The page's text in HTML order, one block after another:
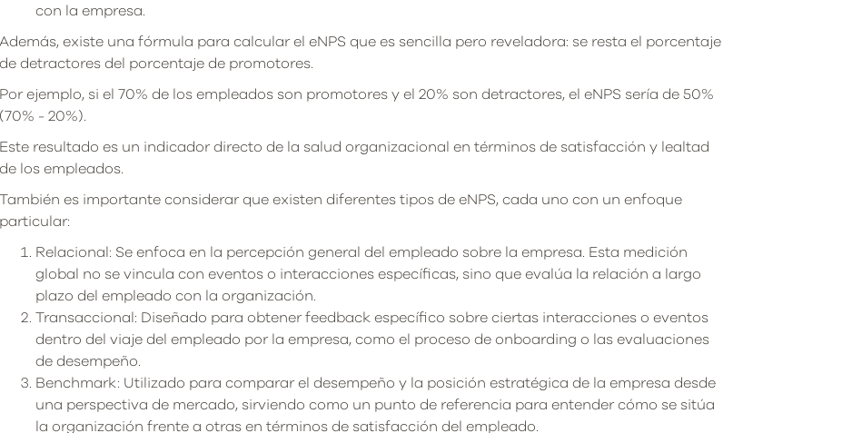
con la empresa.
Además, existe una fórmula para calcular el eNPS que es sencilla pero reveladora: se resta el porcentaje
de detractores del porcentaje de promotores.
Por ejemplo, si el 70% de los empleados son promotores y el 20% son detractores, el eNPS sería de 50%
(70% - 20%).
Este resultado es un indicador directo de la salud organizacional en términos de satisfacción y lealtad
de los empleados.
También es importante considerar que existen diferentes tipos de eNPS, cada uno con un enfoque
particular:
Relacional: Se enfoca en la percepción general del empleado sobre la empresa. Esta medición
global no se vincula con eventos o interacciones específicas, sino que evalúa la relación a largo
plazo del empleado con la organización.
Transaccional: Diseñado para obtener feedback específico sobre ciertas interacciones o eventos
dentro del viaje del empleado por la empresa, como el proceso de onboarding o las evaluaciones
de desempeño.
Benchmark: Utilizado para comparar el desempeño y la posición estratégica de la empresa desde
una perspectiva de mercado, sirviendo como un punto de referencia para entender cómo se sitúa
la organización frente a otras en términos de satisfacción del empleado.